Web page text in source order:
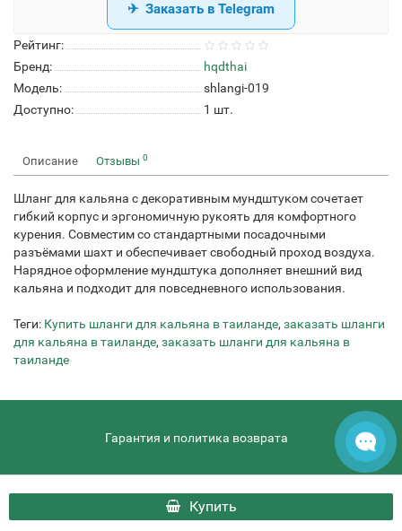
Рейтинг:
Бренд:
hqdthai
Модель:
shlangi-019
Доступно:
1 шт.
Купить
Заказать в Telegram
Описание Отзывы 0
Шланг для кальяна с декоративным мундштуком сочетает
гибкий корпус и эргономичную рукоять для комфортного
курения. Совместим со стандартными посадочными
разъёмами шахт и обеспечивает свободный проход воздуха.
Нарядное оформление мундштука дополняет внешний вид
кальяна и подходит для повседневного использования.
Теги: Купить шланги для кальяна в таиланде, заказать шланги
для кальяна в таиланде, заказать шланги для кальяна в
таиланде
Гарантия и политика возврата
hqdthai.ru - HQD Thai © 2026